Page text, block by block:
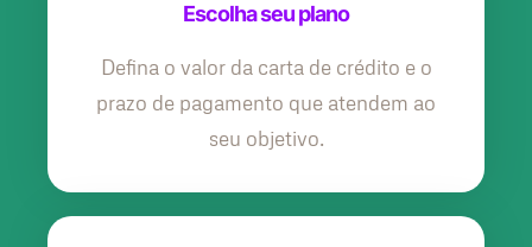
Escolha seu plano
Defina o valor da carta de crédito e o
prazo de pagamento que atendem ao
seu objetivo.